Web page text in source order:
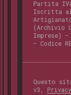
Partita
Iscritta
(Archivio
Imprese)
- Codice
Questo
v3,